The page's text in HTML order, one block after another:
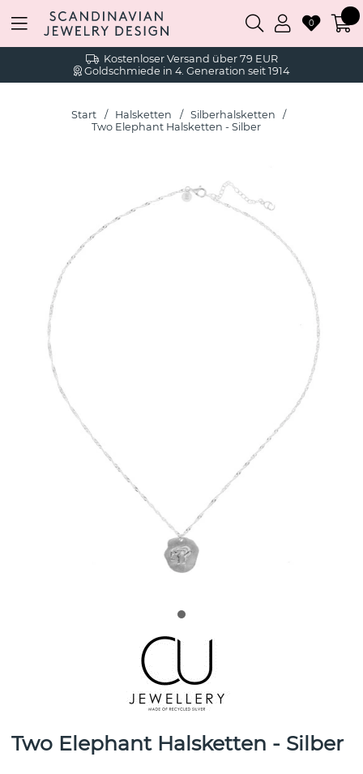
Kostenloser Versand über 79 EUR
Goldschmiede in 4. Generation seit 1914
0
Start Halsketten
Silberhalsketten
Two Elephant Halsketten - Silber
Two Elephant Halsketten - Silber